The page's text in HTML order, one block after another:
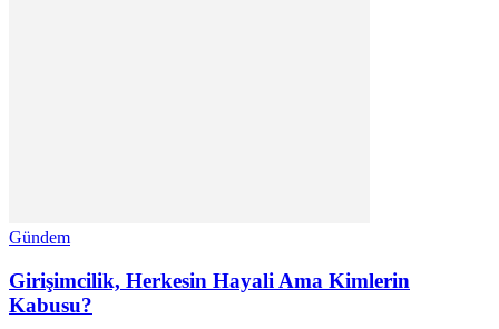
Gündem
Girişimcilik, Herkesin Hayali Ama Kimlerin
Kabusu?